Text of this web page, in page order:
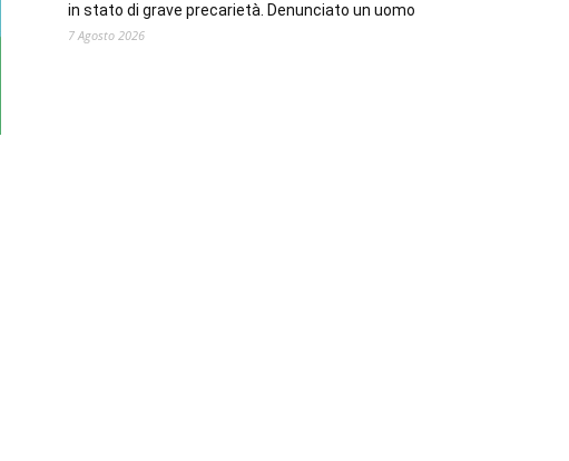
in stato di grave precarietà. Denunciato un uomo
7 Agosto 2026